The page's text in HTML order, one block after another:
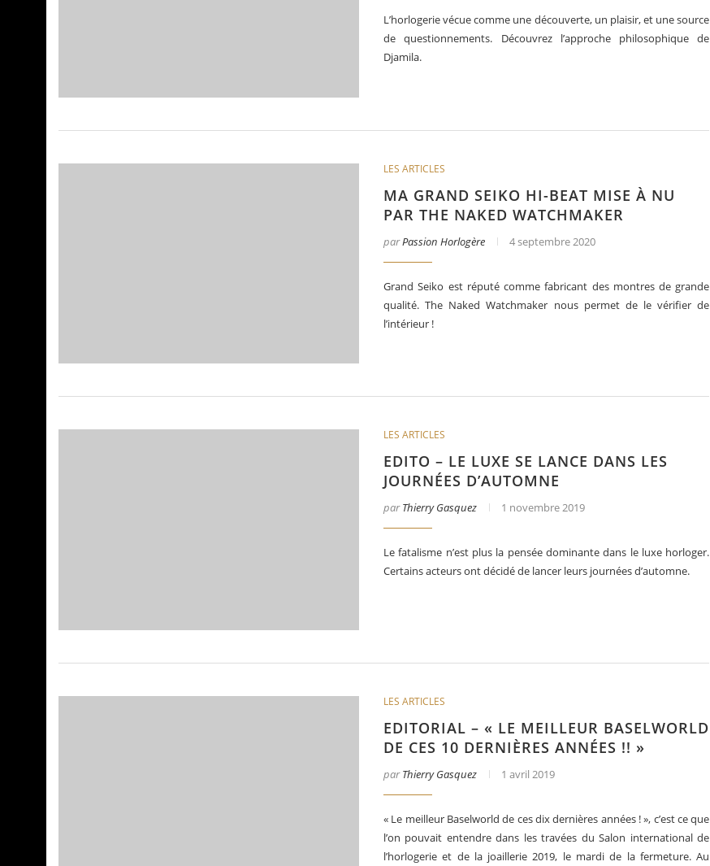
L’horlogerie vécue comme une découverte, un plaisir, et une source
de questionnements. Découvrez l’approche philosophique de
Djamila.
LES ARTICLES
MA GRAND SEIKO HI-BEAT MISE À NU
PAR THE NAKED WATCHMAKER
parPassion Horlogère 4 septembre 2020
Grand Seiko est réputé comme fabricant des montres de grande
qualité. The Naked Watchmaker nous permet de le vérifier de
l’intérieur !
LES ARTICLES
EDITO – LE LUXE SE LANCE DANS LES
JOURNÉES D’AUTOMNE
parThierry Gasquez 1 novembre 2019
Le fatalisme n’est plus la pensée dominante dans le luxe horloger.
Certains acteurs ont décidé de lancer leurs journées d’automne.
LES ARTICLES
EDITORIAL – « LE MEILLEUR BASELWORLD
DE CES 10 DERNIÈRES ANNÉES !! »
parThierry Gasquez 1 avril 2019
« Le meilleur Baselworld de ces dix dernières années ! », c’est ce que
l’on pouvait entendre dans les travées du Salon international de
l’horlogerie et de la joaillerie 2019, le mardi de la fermeture. Au